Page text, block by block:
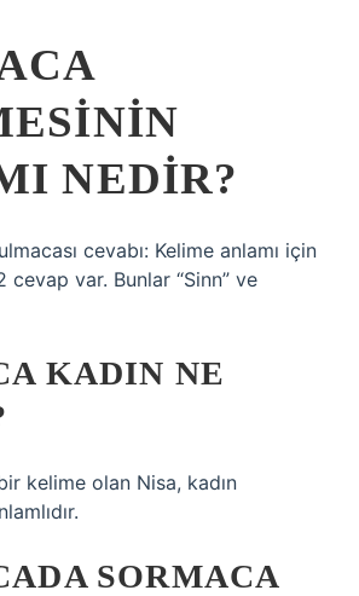
NEDIR?
cevabı: Kelime anlamı için
var. Bunlar “Sinn” ve
KADIN NE
kelime olan Nisa, kadın
SORMACA